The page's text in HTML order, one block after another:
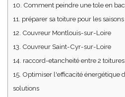
10. Comment peindre une tole en
11. préparer sa toiture pour les
12. Couvreur Montlouis-sur-Loire
13. Couvreur Saint-Cyr-sur-Loire
14. raccord-etancheité entre 2
15. Optimiser l'efficacité énergétique
solutions